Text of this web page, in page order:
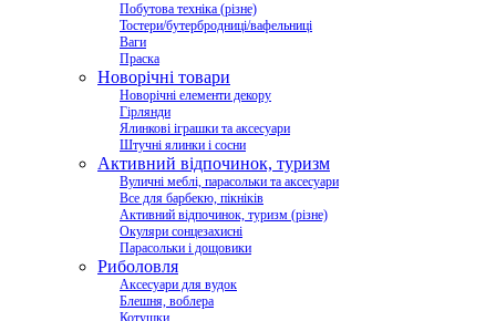
Побутова техніка (різне)
Тостери/бутербродниці/вафельниці
Ваги
Праска
Новорічні товари
Новорічні елементи декору
Гірлянди
Ялинкові іграшки та аксесуари
Штучні ялинки і сосни
Активний відпочинок, туризм
Вуличні меблі, парасольки та аксесуари
Все для барбекю, пікніків
Активний відпочинок, туризм (різне)
Окуляри сонцезахисні
Парасольки і дощовики
Риболовля
Аксесуари для вудок
Блешня, воблера
Котушки